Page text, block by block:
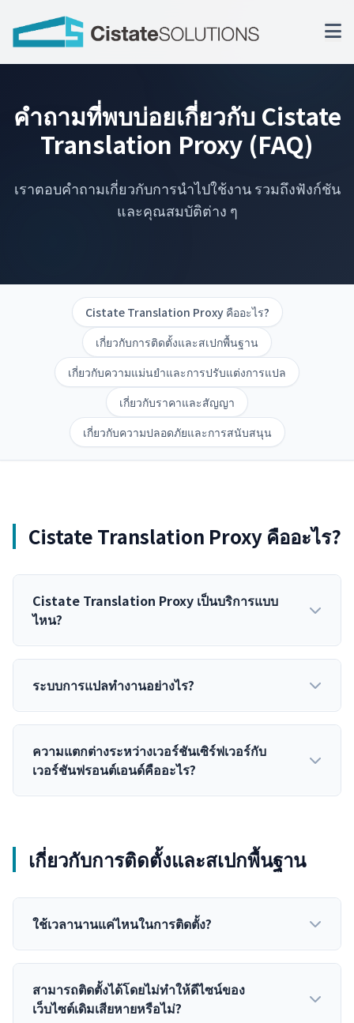
คำถามที่พบบ่อยเกี่ยวกับ Cistate
Translation Proxy (FAQ)
เราตอบคำถามเกี่ยวกับการนำไปใช้งาน รวมถึงฟังก์ชัน
และคุณสมบัติต่าง ๆ
Cistate Translation Proxy คืออะไร?
เกี่ยวกับการติดตั้งและสเปกพื้นฐาน
เกี่ยวกับความแม่นยำและการปรับแต่งการแปล
เกี่ยวกับราคาและสัญญา
เกี่ยวกับความปลอดภัยและการสนับสนุน
Cistate Translation Proxy คืออะไร?
Cistate Translation Proxy เป็นบริการแบบ
ไหน?
ระบบการแปลทำงานอย่างไร?
ความแตกต่างระหว่างเวอร์ชันเซิร์ฟเวอร์กับ
เวอร์ชันฟรอนต์เอนด์คืออะไร?
เวอร์ชันเซิร์ฟเวอร์
เวอร์ชันฟรอนต์เอนด์
เวอร์ชันเซิร์ฟเวอร์
เกี่ยวกับการติดตั้งและสเปกพื้นฐาน
ใช้เวลานานแค่ไหนในการติดตั้ง?
สามารถติดตั้งได้โดยไม่ทำให้ดีไซน์ของ
เว็บไซต์เดิมเสียหายหรือไม่?